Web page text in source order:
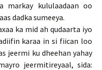
markay kululaadaan oo
dadka sumeeya.
ka mid ah qudaarta iyo
karaa in si fiican loo
jeermi ku dheehan yahay
jeermitireyaal, sida: